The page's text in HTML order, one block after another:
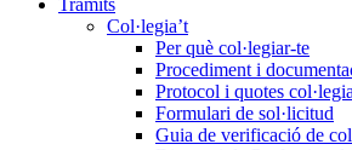
Tràmits
Col·legia’t
Per què col·legiar-te
Procediment i
Protocol i quotes
Formulari de sol·licitud
Guia de verificació de